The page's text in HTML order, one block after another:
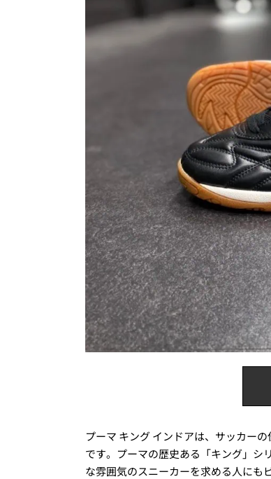
プーマ キング インドアは、サッカー
です。プーマの歴史ある「キング」シ
な雰囲気のスニーカーを求める人にも